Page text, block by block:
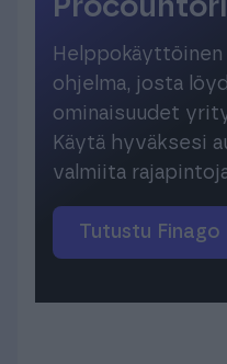
Helppokäyttöinen
ohjelma, josta
ominaisuudet
Käytä hyväksesi
valmiita
Tutustu